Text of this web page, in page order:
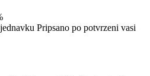
Pripsano po potvrzeni vasi